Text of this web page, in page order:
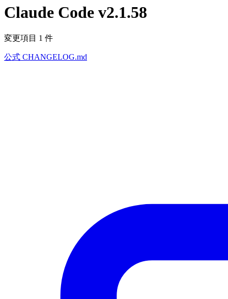
Claude Code v2.1.58
変更項目 1 件
公式 CHANGELOG.md